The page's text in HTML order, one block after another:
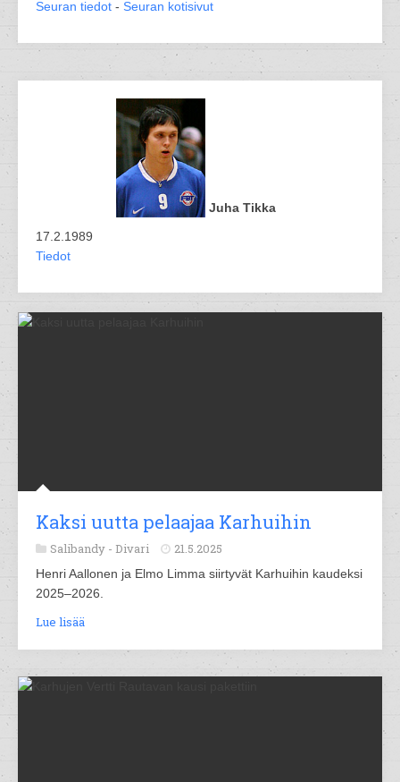
Seuran tiedot - Seuran kotisivut
Juha Tikka
17.2.1989
Tiedot
Kaksi uutta pelaajaa Karhuihin
Salibandy - Divari 21.5.2025
Henri Aallonen ja Elmo Limma siirtyvät Karhuihin kaudeksi
2025–2026.
Lue lisää